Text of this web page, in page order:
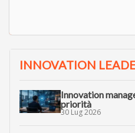
INNOVATION
Innovation
priorità
30 Lug 2026